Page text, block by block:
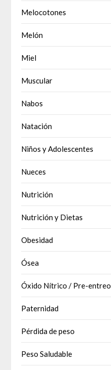
Melocotones
Melón
Miel
Muscular
Nabos
Natación
Niños y Adolescentes
Nueces
Nutrición
Nutrición y Dietas
Obesidad
Ósea
Óxido Nítrico / Pre-entreo
Paternidad
Pérdida de peso
Peso Saludable